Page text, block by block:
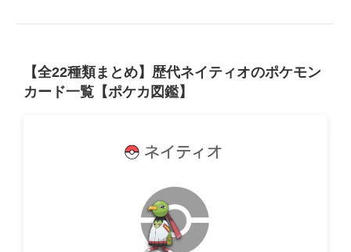
【全22種類まとめ】歴代ネイティオのポケモン
カード一覧【ポケカ図鑑】